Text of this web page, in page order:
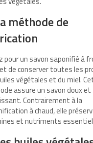
méthode de
pour un savon saponifié à
de conserver toutes les
végétales et du miel.
assure un savon doux et
Contrairement à la
à chaud, elle
et nutriments